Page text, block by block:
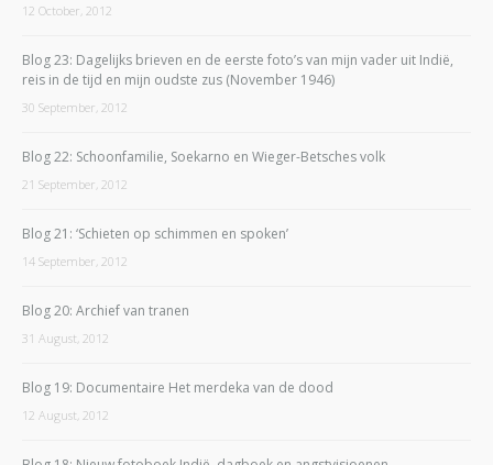
12 October, 2012
Blog 23: Dagelijks brieven en de eerste foto’s van mijn vader uit Indië,
reis in de tijd en mijn oudste zus (November 1946)
30 September, 2012
Blog 22: Schoonfamilie, Soekarno en Wieger-Betsches volk
21 September, 2012
Blog 21: ‘Schieten op schimmen en spoken’
14 September, 2012
Blog 20: Archief van tranen
31 August, 2012
Blog 19: Documentaire Het merdeka van de dood
12 August, 2012